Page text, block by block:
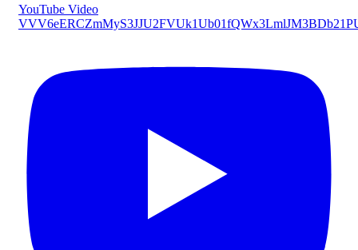
YouTube Video